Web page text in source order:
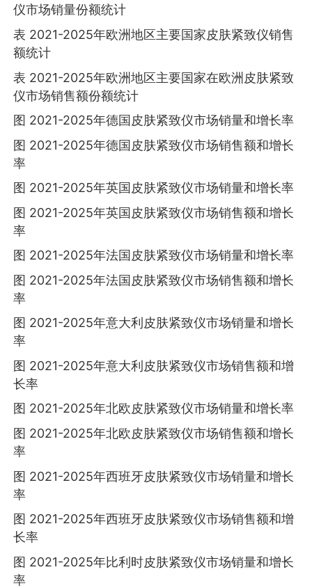
仪市场销量份额统计
表 2021-2025年欧洲地区主要国家皮肤紧致仪销售
额统计
表 2021-2025年欧洲地区主要国家在欧洲皮肤紧致
仪市场销售额份额统计
图 2021-2025年德国皮肤紧致仪市场销量和增长率
图 2021-2025年德国皮肤紧致仪市场销售额和增长
率
图 2021-2025年英国皮肤紧致仪市场销量和增长率
图 2021-2025年英国皮肤紧致仪市场销售额和增长
率
图 2021-2025年法国皮肤紧致仪市场销量和增长率
图 2021-2025年法国皮肤紧致仪市场销售额和增长
率
图 2021-2025年意大利皮肤紧致仪市场销量和增长
率
图 2021-2025年意大利皮肤紧致仪市场销售额和增
长率
图 2021-2025年北欧皮肤紧致仪市场销量和增长率
图 2021-2025年北欧皮肤紧致仪市场销售额和增长
率
图 2021-2025年西班牙皮肤紧致仪市场销量和增长
率
图 2021-2025年西班牙皮肤紧致仪市场销售额和增
长率
图 2021-2025年比利时皮肤紧致仪市场销量和增长
率